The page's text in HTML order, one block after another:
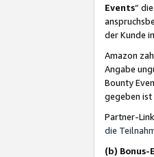
Events“
der Kunde
Amazon
Angabe
Bounty
gegeben
Partner-
die
(b) Bonus-